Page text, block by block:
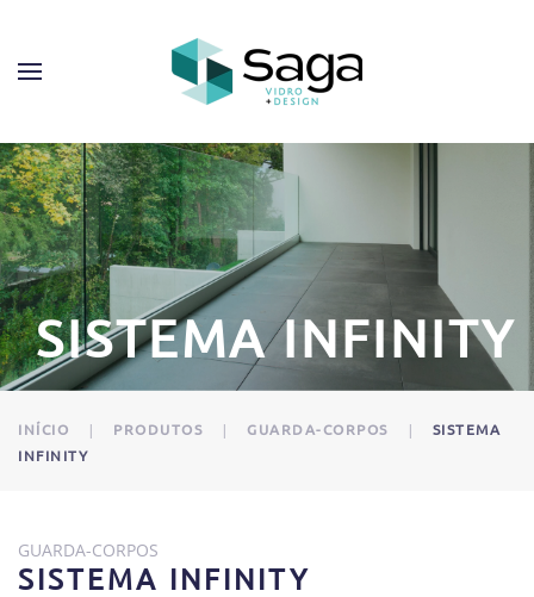
SISTEMA INFINITY
INÍCIO PRODUTOS GUARDA-CORPOS
SISTEMA
INFINITY
GUARDA-CORPOS
SISTEMA INFINITY